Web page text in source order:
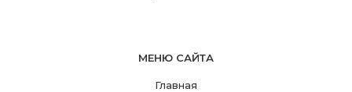
МЕНЮ САЙТА
Главная